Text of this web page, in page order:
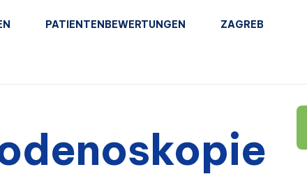
PATIENTENBEWERTUNGEN ZAGREB